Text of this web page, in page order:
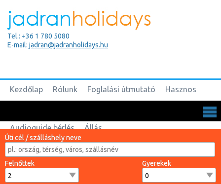
Tel.: +36 1 780 5080
E-mail: jadran@jadranholidays.hu
Kezdőlap Rólunk Foglalási útmutató Hasznos
Audioguide bérlés Állás
Úti cél / szálláshely neve
Felnőttek Gyerekek